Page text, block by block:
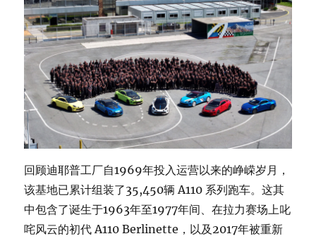
回顾迪耶普工厂自1969年投入运营以来的峥嵘岁月，
该基地已累计组装了35,450辆 A110 系列跑车。这其
中包含了诞生于1963年至1977年间、在拉力赛场上叱
咤风云的初代 A110 Berlinette，以及2017年被重新